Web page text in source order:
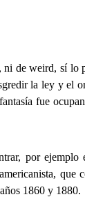
de weird, sí lo
la ley y el
fue
por ejemplo
que
1860 y 1880.